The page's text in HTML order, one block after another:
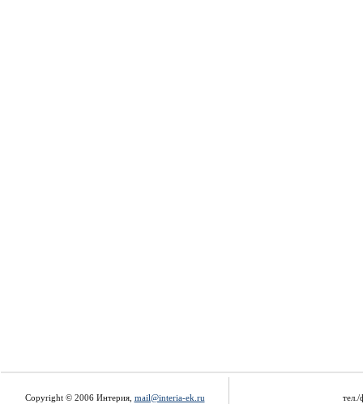
Copyright © 2006 Интерия, mail@interia-ek.ru